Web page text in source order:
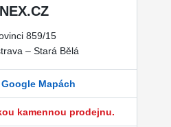
859/15
– Stará Bělá
Mapách
kamennou prodejnu.